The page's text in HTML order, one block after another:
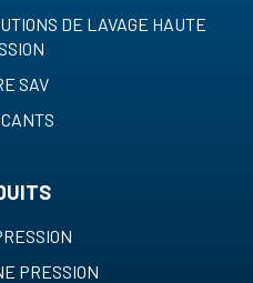
DE LAVAGE HAUTE
SAV
PRESSION